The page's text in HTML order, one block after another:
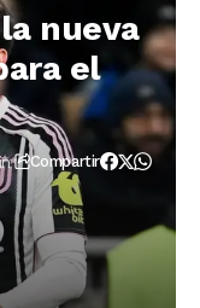
nueva
el
Compartir